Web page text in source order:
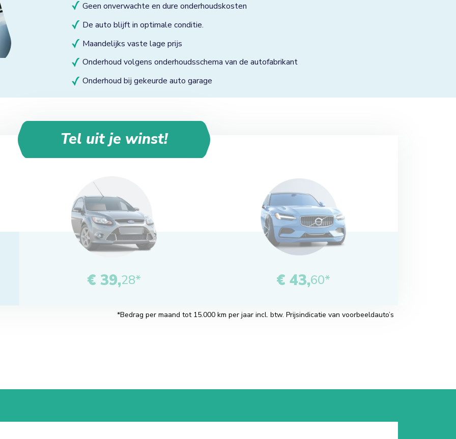
Geen onverwachte en dure onderhoudskosten
De auto blijft in optimale conditie.
Maandelijks vaste lage prijs
Onderhoud volgens onderhoudsschema van de autofabrikant
Onderhoud bij gekeurde auto garage
Tel uit je winst!
€ 39,28* € 43,60*
*Bedrag per maand tot 15.000 km per jaar incl. btw. Prijsindicatie van voorbeeldauto’s